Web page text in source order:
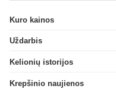
Kuro kainos
Uždarbis
Kelionių istorijos
Krepšinio naujienos